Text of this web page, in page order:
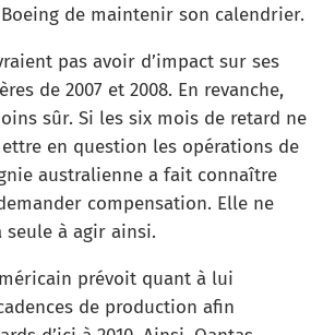
de maintenir son calendrier.
pas avoir d’impact sur ses
de 2007 et 2008. En revanche,
sûr. Si les six mois de retard ne
en question les opérations de
australienne a fait connaître
compensation. Elle ne
seule à agir ainsi.
prévoit quant à lui
de production afin